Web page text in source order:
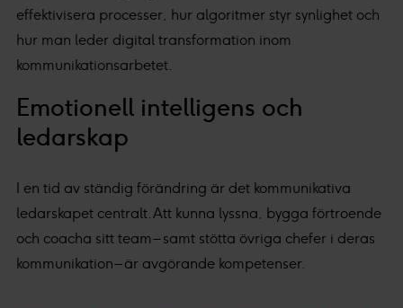
effektivisera processer, hur algoritmer styr synlighet och
hur man leder digital transformation inom
kommunikationsarbetet.
Emotionell intelligens och
ledarskap
I en tid av ständig förändring är det kommunikativa
ledarskapet centralt. Att kunna lyssna, bygga förtroende
och coacha sitt team – samt stötta övriga chefer i deras
kommunikation – är avgörande kompetenser.